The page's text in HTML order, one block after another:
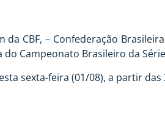
da CBF, – Confederação
do Campeonato Brasileiro da
sexta-feira (01/08), a partir